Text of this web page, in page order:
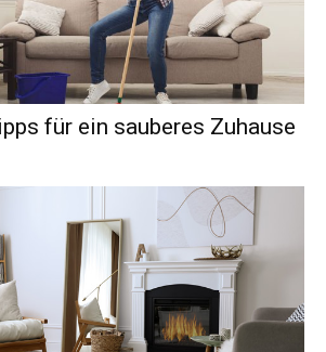
für ein sauberes Zuhause